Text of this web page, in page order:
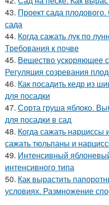
43. Проект сада
сада
44. Когда сажать лук по
Требования к почве
45. Вещество ускоряющее
Регуляция созревания
46. Как посадить кедр из
для посадки
47. Сорта груша яблоко.
для посадки в сад
48. Когда сажать нарциссы
сажать тюльпаны и
49. Интенсивный
интенсивного типа
50. Как вырастить
условиях. Размножение